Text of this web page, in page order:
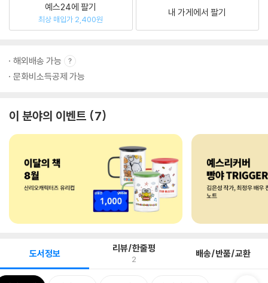
예스24에 팔기
최상 매입가 2,400원
내 가게에서 팔기
해외배송 가능
문화비소득공제 가능
이 분야의 이벤트 7
도서정보 리뷰/한줄평
2 배송/반품/교환